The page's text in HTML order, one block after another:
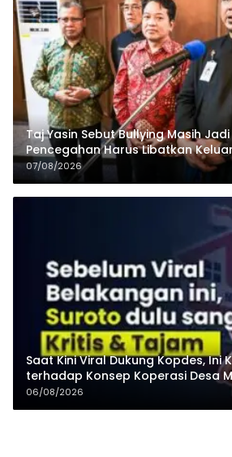
Taj Yasin Sebut Bullying Masih Jadi
Pencegahan Harus Libatkan
Pesantren
07/08/2026
Saat Kini Viral Dukung Kopdes, Ini
terhadap Konsep Koperasi Desa
06/08/2026